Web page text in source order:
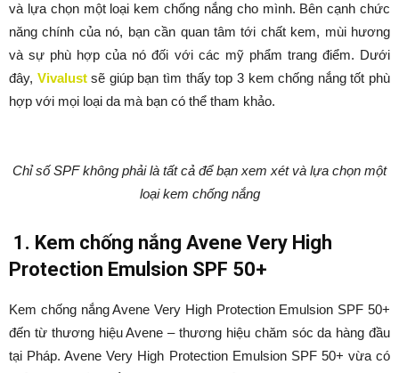
và lựa chọn một loại kem chống nắng cho mình. Bên cạnh chức
năng chính của nó, bạn cần quan tâm tới chất kem, mùi hương
và sự phù hợp của nó đối với các mỹ phẩm trang điểm. Dưới
đây, Vivalust sẽ giúp bạn tìm thấy top 3 kem chống nắng tốt phù
hợp với mọi loại da mà bạn có thể tham khảo.
Chỉ số SPF không phải là tất cả để bạn xem xét và lựa chọn một
loại kem chống nắng
1. Kem chống nắng Avene Very High
Protection Emulsion SPF 50+
Kem chống nắng Avene Very High Protection Emulsion SPF 50+
đến từ thương hiệu Avene – thương hiệu chăm sóc da hàng đầu
tại Pháp. Avene Very High Protection Emulsion SPF 50+ vừa có